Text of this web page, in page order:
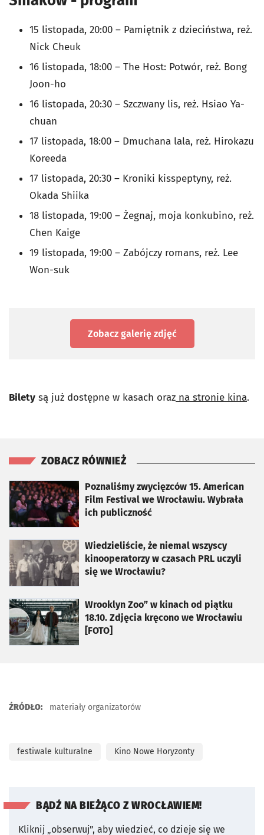
15 listopada, 20:00 – Pamiętnik z dzieciństwa, reż.
Nick Cheuk
16 listopada, 18:00 – The Host: Potwór, reż. Bong
Joon-ho
16 listopada, 20:30 – Szczwany lis, reż. Hsiao Ya-
chuan
17 listopada, 18:00 – Dmuchana lala, reż. Hirokazu
Koreeda
17 listopada, 20:30 – Kroniki kisspeptyny, reż.
Okada Shiika
18 listopada, 19:00 – Żegnaj, moja konkubino, reż.
Chen Kaige
19 listopada, 19:00 – Zabójczy romans, reż. Lee
Won-suk
Zobacz galerię zdjęć
Bilety są już dostępne w kasach oraz na stronie kina.
ZOBACZ RÓWNIEŻ
Poznaliśmy zwycięzców 15. American
Film Festival we Wrocławiu. Wybrała
ich publiczność
otworzy się w nowej karcie
Wiedzieliście, że niemal wszyscy
kinooperatorzy w czasach PRL uczyli
się we Wrocławiu?
otworzy się w nowej karcie
Wrooklyn Zoo” w kinach od piątku
18.10. Zdjęcia kręcono we Wrocławiu
[FOTO]
otworzy się w nowej karcie
ŹRÓDŁO: materiały organizatorów
festiwale kulturalne Kino Nowe Horyzonty
BĄDŹ NA BIEŻĄCO Z WROCŁAWIEM!
Kliknij „obserwuj”, aby wiedzieć, co dzieje się we